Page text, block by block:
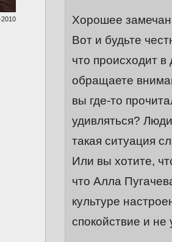
2010
Хорошее
Вот и будьте
что происходит в
обращаете
вы где-то
удивляться?
такая ситуация
Или вы хотите,
что Алла
культуре
спокойствие и не